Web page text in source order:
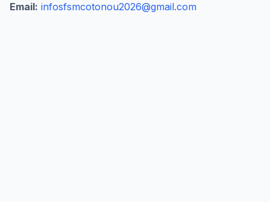
Email: infosfsmcotonou2026@gmail.com